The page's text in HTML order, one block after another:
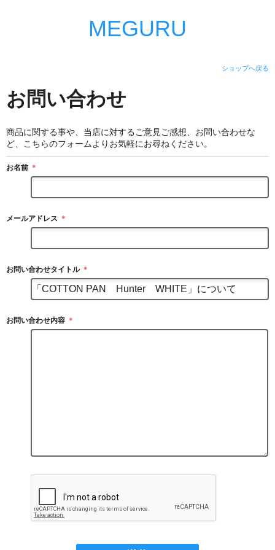
MEGURU
ショップへ戻る
お問い合わせ
商品に関する事や、当店に対するご意見ご感想、お問い合わせな
ど、こちらのフォームよりお気軽にお尋ねください。
お名前 ＊
メールアドレス ＊
お問い合わせタイトル ＊
お問い合わせ内容 ＊